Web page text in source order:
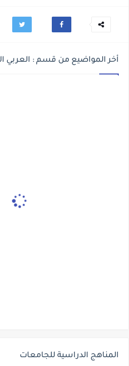
أخر المواضيع من قسم : العربي
المناهج الدراسية للجامعات